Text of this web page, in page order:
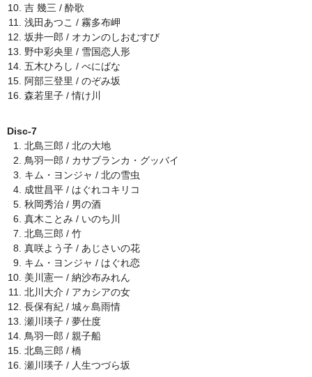
吉 幾三 / 酔歌
浅田あつこ / 霧多布岬
坂井一郎 / オカンのしおむすび
野中彩央里 / 雪国恋人形
五木ひろし / べにばな
阿部三登里 / のぞみ坂
森若里子 / 情け川
Disc-7
北島三郎 / 北の大地
鳥羽一郎 / カサブランカ・グッバイ
キム・ヨンジャ / 北の雪虫
成世昌平 / はぐれコキリコ
秋岡秀治 / 男の酒
真木ことみ / いのち川
北島三郎 / 竹
真咲よう子 / あじさいの花
キム・ヨンジャ / はぐれ恋
美川憲一 / 納沙布みれん
北川大介 / アカシアの女
長保有紀 / 城ヶ島雨情
瀬川瑛子 / 夢仕度
鳥羽一郎 / 親子船
北島三郎 / 橋
瀬川瑛子 / 人生つづら坂